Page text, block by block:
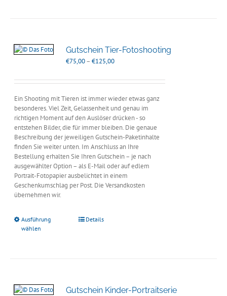
Gutschein Tier-Fotoshooting
€75,00–€125,00Preisspanne:
bis
Ein Shooting mit Tieren ist immer wieder etwas ganz
besonderes. Viel Zeit, Gelassenheit und genau im
richtigen Moment auf den Auslöser drücken - so
entstehen Bilder, die für immer bleiben. Die genaue
Beschreibung der jeweiligen Gutschein-Paketinhalte
finden Sie weiter unten. Im Anschluss an Ihre
Bestellung erhalten Sie Ihren Gutschein – je nach
ausgewählter Option – als E-Mail oder auf edlem
Portrait-Fotopapier ausbelichtet in einem
Geschenkumschlag per Post. Die Versandkosten
übernehmen wir.
Ausführung
wählen
Details
Gutschein Kinder-Portraitserie